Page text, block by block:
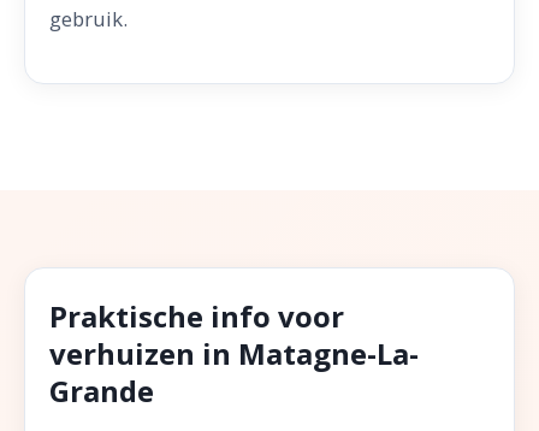
gebruik.
Praktische info voor
verhuizen in Matagne-La-
Grande